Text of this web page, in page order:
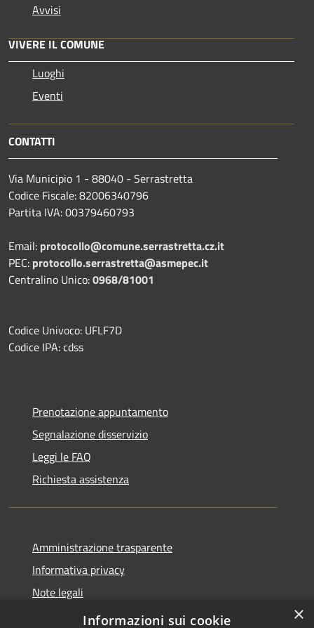
Avvisi
VIVERE IL COMUNE
Luoghi
Eventi
CONTATTI
Via Municipio 1 - 88040 - Serrastretta
Codice Fiscale: 82006340796
Partita IVA: 00379460793
Email: protocollo@comune.serrastretta.cz.it
PEC: protocollo.serrastretta@asmepec.it
Centralino Unico:0968/81001
Codice Univoco: UFLF7D
Codice IPA: cdss
Prenotazione appuntamento
Segnalazione disservizio
Leggi le FAQ
Richiesta assistenza
Amministrazione trasparente
Informativa privacy
Note legali
Dichiarazione di accessibilità
×
Informazioni sui cookie